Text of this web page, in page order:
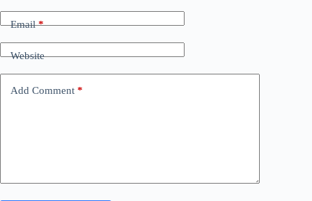
Email*
Website
Add Comment *